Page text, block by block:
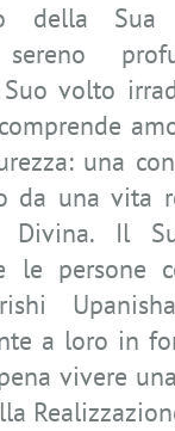
della Sua
volto
una
da una vita
Divina. Il
le persone
a loro in
vivere